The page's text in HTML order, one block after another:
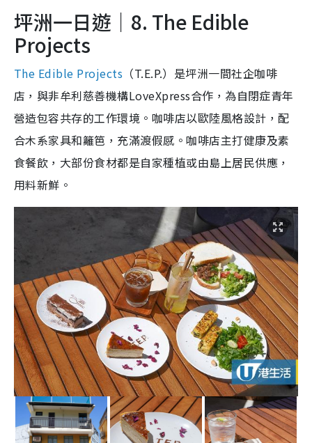
坪洲一日遊｜8. The Edible
Projects
The Edible Projects （T.E.P.）是坪洲一間社企咖啡
店，與非牟利慈善機構LoveXpress合作，為自閉症青年
營造包容共存的工作環境。咖啡店以歐陸風格設計，配
合木系家具和籬笆，充滿渡假感。咖啡店主打健康及素
食餐飲，大部份食材都是自家種植或由島上居民供應，
用料新鮮。